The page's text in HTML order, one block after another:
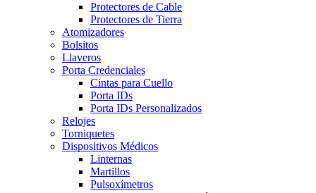
Protectores de Cable
Protectores de Tierra
Atomizadores
Bolsitos
Llaveros
Porta Credenciales
Cintas para Cuello
Porta IDs
Porta IDs Personalizados
Relojes
Torniquetes
Dispositivos Médicos
Linternas
Martillos
Pulsoxímetros